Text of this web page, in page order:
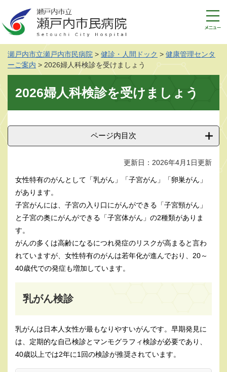
ジ
ュ
瀬戸内市立瀬戸内市民病院 > 健診・人間ドック > 健康管理センタ
ーご案内 > 2026婦人科検診を受けましょう
2026婦人科検診を受けましょう
ページ内目次
更新日：2026年4月1日更新
女性特有のがんとして「乳がん」「子宮がん」「卵巣がん」
があります。
子宮がんには、子宮の入り口にがんができる「子宮頸がん」
と子宮の奥にがんができる「子宮体がん」の2種類がありま
す。
がんの多くは高齢になるにつれ発症のリスクが高まると言わ
れていますが、女性特有のがんは若年化が進んでおり、20～
40歳代での発症も増加しています。
乳がん検診
乳がんは日本人女性が最もなりやすいがんです。早期発見に
は、定期的な自己検診とマンモグラフィ検診が必要であり、
40歳以上では2年に1回の検診が推奨されています。